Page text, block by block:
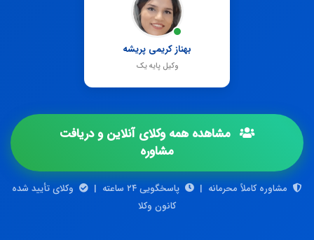
بهناز کریمی پریشه
وکیل پایه یک
مشاهده همه وکلای آنلاین و دریافت
مشاوره
مشاوره کاملاً محرمانه | پاسخگویی ۲۴ ساعته |
وکلای تأیید شده
کانون وکلا